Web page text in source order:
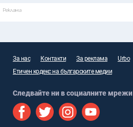
Реклама
За нас Контакти За реклама Urbo
Етичен кодекс на българските медии
Следвайте ни в социалните мрежи